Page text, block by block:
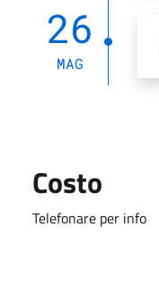
26
MAG
Costo
Telefonare per info